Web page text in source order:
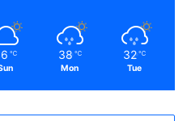
℃ 38 ℃
Mon
32 ℃
Tue